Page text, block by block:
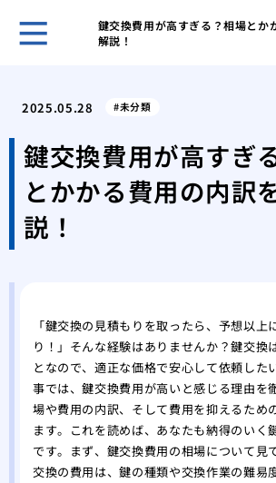
鍵交換費用が高すぎる？相場とか
解説！
2025.05.28 未分類
鍵交換費用が高すぎ
とかかる費用の内訳
説！
「鍵交換の見積もりを取ったら、予想以上
り！」そんな経験はありませんか？鍵交換
となので、適正な価格で安心して依頼した
事では、鍵交換費用が高いと感じる理由を
場や費用の内訳、そして費用を抑えるため
ます。これを読めば、あなたも納得のいく
です。まず、鍵交換費用の相場について見
交換の費用は、鍵の種類や交換作業の難易